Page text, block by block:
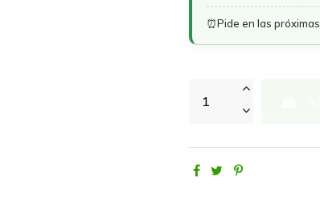
⏰Pide en las próximas